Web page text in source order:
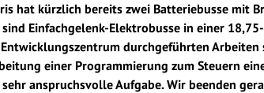
hat kürzlich bereits zwei Batteriebusse mit
sind Einfachgelenk-Elektrobusse in einer
durchgeführten Arbeiten
einer Programmierung zum Steuern
anspruchsvolle Aufgabe. Wir beenden